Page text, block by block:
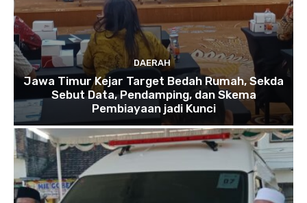
DAERAH
Jawa Timur Kejar Target Bedah Rumah, Sekda
Sebut Data, Pendamping, dan Skema
Pembiayaan jadi Kunci